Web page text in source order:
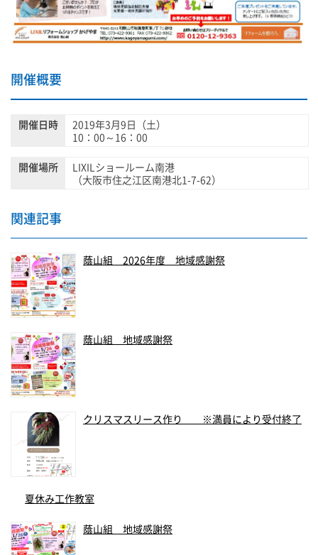
開催概要
開催日時
2019年3月9日（土）
10：00～16：00
開催場所
LIXILショールーム南港
（大阪市住之江区南港北1-7-62）
関連記事
蔭山組 2026年度 地域感謝祭
蔭山組 地域感謝祭
クリスマスリース作り ※満員により受付終了
夏休み工作教室
蔭山組 地域感謝祭